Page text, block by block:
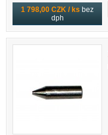
1 798,00 CZK / ks bez
dph